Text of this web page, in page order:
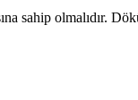
sahip olmalıdır.